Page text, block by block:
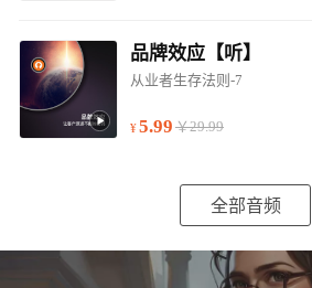
品牌效应【听】
从业者生存法则-7
5.99 ￥29.99
全部音频